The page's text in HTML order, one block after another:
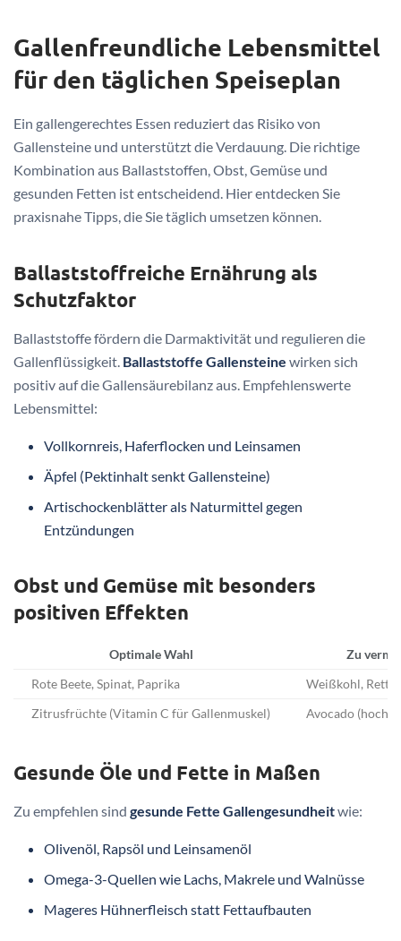
Gallenfreundliche Lebensmittel
für den täglichen Speiseplan
Ein gallengerechtes Essen reduziert das Risiko von
Gallensteine und unterstützt die Verdauung. Die richtige
Kombination aus Ballaststoffen, Obst, Gemüse und
gesunden Fetten ist entscheidend. Hier entdecken Sie
praxisnahe Tipps, die Sie täglich umsetzen können.
Ballaststoffreiche Ernährung als
Schutzfaktor
Ballaststoffe fördern die Darmaktivität und regulieren die
Gallenflüssigkeit. Ballaststoffe Gallensteine wirken sich
positiv auf die Gallensäurebilanz aus. Empfehlenswerte
Lebensmittel:
Vollkornreis, Haferflocken und Leinsamen
Äpfel (Pektinhalt senkt Gallensteine)
Artischockenblätter als Naturmittel gegen
Entzündungen
Obst und Gemüse mit besonders
positiven Effekten
Optimale Wahl Zu
Rote Beete, Spinat, Paprika Weißkohl,
Zitrusfrüchte (Vitamin C für Gallenmuskel) Avocado (hoch
Gesunde Öle und Fette in Maßen
Zu empfehlen sind gesunde Fette Gallengesundheitwie:
Olivenöl, Rapsöl und Leinsamenöl
Omega-3-Quellen wie Lachs, Makrele und Walnüsse
Mageres Hühnerfleisch statt Fettaufbauten